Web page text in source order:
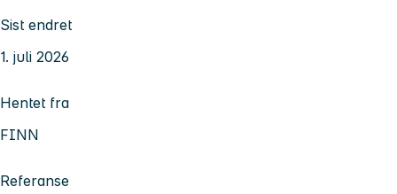
Sist endret
1. juli 2026
Hentet fra
FINN
Referanse